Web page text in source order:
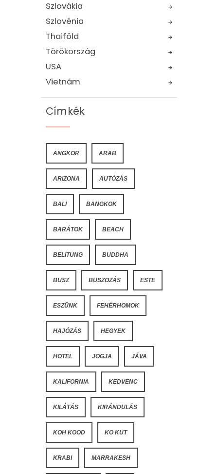
Szlovákia
Szlovénia
Thaiföld
Törökország
USA
Vietnám
Címkék
ANGKOR ARAB
ARIZONA AUTÓZÁS
BALI BANGKOK
BARÁTOK BEACH
BELITUNG BUDDHA
BUSZ BUSZOZÁS ESTE
ESZÜNK FEHÉRHOMOK
HAJÓZÁS HEGYEK
HOTEL JOGJA JÁVA
KALIFORNIA KEDVENC
KILÁTÁS KIRÁNDULÁS
KOH KOOD KO KUT
KRABI MARRAKESH